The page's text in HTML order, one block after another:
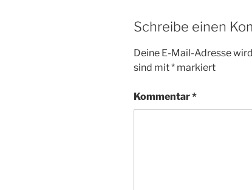
Schreibe einen
Deine E-Mail-Adresse
sind mit* markiert
Kommentar*